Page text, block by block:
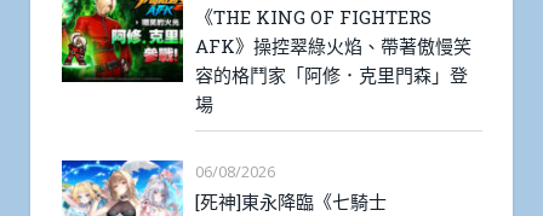
《THE KING OF FIGHTERS
AFK》操控翠綠火焰、帶著傲慢笑
容的格鬥家「阿修．克里門森」登
場
06/08/2026
[死神]東永降臨《七騎士